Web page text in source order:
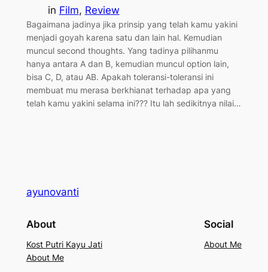
in Film, Review
Bagaimana jadinya jika prinsip yang telah kamu yakini
menjadi goyah karena satu dan lain hal. Kemudian
muncul second thoughts. Yang tadinya pilihanmu
hanya antara A dan B, kemudian muncul option lain,
bisa C, D, atau AB. Apakah toleransi-toleransi ini
membuat mu merasa berkhianat terhadap apa yang
telah kamu yakini selama ini??? Itu lah sedikitnya nilai…
ayunovanti
About
Kost Putri Kayu Jati
About Me
Social
About Me